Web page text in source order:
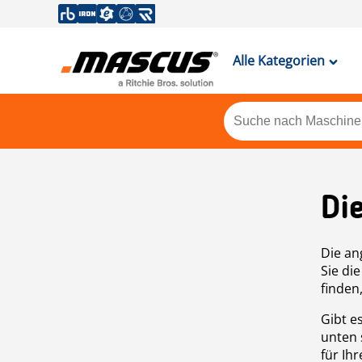
Alle Kategorien
Die
Sie
Gibt
unten
für